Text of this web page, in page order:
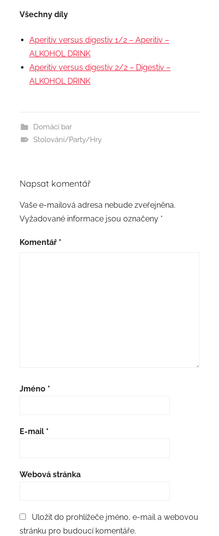
Všechny díly
Aperitiv versus digestiv 1/2 – Aperitiv –
ALKOHOL DRINK
Aperitiv versus digestiv 2/2 – Digestiv –
ALKOHOL DRINK
Domácí bar
Stolování/Party/Hry
Napsat komentář
Vaše e-mailová adresa nebude zveřejněna.
Vyžadované informace jsou označeny *
Komentář *
Jméno *
E-mail *
Webová stránka
Uložit do prohlížeče jméno, e-mail a webovou
stránku pro budoucí komentáře.